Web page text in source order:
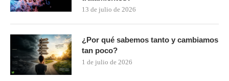
13 de julio de 2026
¿Por qué sabemos tanto y cambiamos
tan poco?
1 de julio de 2026